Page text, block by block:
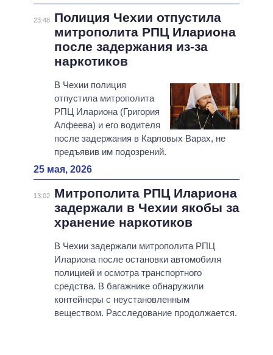
23:48
Полиция Чехии отпустила
митрополита РПЦ Илариона
после задержания из-за
наркотиков
В Чехии полиция
отпустила митрополита
РПЦ Илариона (Григория
Алфеева) и его водителя
после задержания в Карловых Варах, не
предъявив им подозрений.
25 мая, 2026
13:02
Митрополита РПЦ Илариона
задержали в Чехии якобы за
хранение наркотиков
В Чехии задержали митрополита РПЦ
Илариона после остановки автомобиля
полицией и осмотра транспортного
средства. В багажнике обнаружили
контейнеры с неустановленным
веществом. Расследование продолжается.